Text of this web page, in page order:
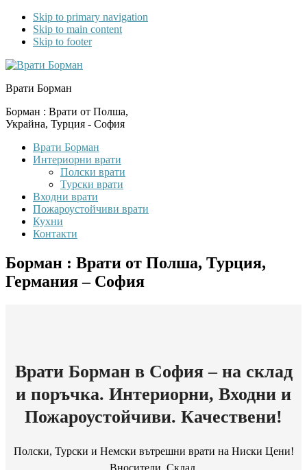
Skip to primary navigation
Skip to main content
Skip to footer
Врати Борман
Борман : Врати от Полша,
Украйна, Турция - София
Врати Борман
Интериорни врати
Полски врати
Турски врати
Входни врати
Пожароустойчиви врати
Кухни
Контакти
Борман : Врати от Полша, Турция,
Германия – София
Врати Борман в София – на склад
и поръчка. Интериорни, Входни и
Пожароустойчиви. Качествени!
Полски, Турски и Немски вътрешни врати на Ниски Цени!
Вносители. Склад.